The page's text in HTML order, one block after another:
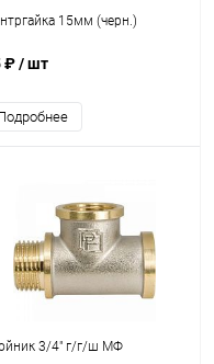
15мм (черн.)
₽/ шт
3/4" г/г/ш МФ